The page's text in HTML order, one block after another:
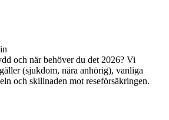
och när behöver du det 2026? Vi
(sjukdom, nära anhörig), vanliga
och skillnaden mot reseförsäkringen.